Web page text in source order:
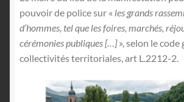
pouvoir de police sur « les grands
d’hommes, tel que les foires, marchés,
cérémonies publiques […]», selon le code
collectivités territoriales, art L.2212-2.